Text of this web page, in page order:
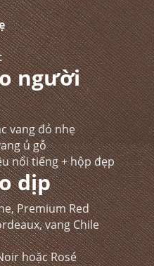
người
vang đỏ nhẹ
ủ gỗ
nổi tiếng + hộp đẹp
dịp
Premium Red
vang Chile
hoặc Rosé